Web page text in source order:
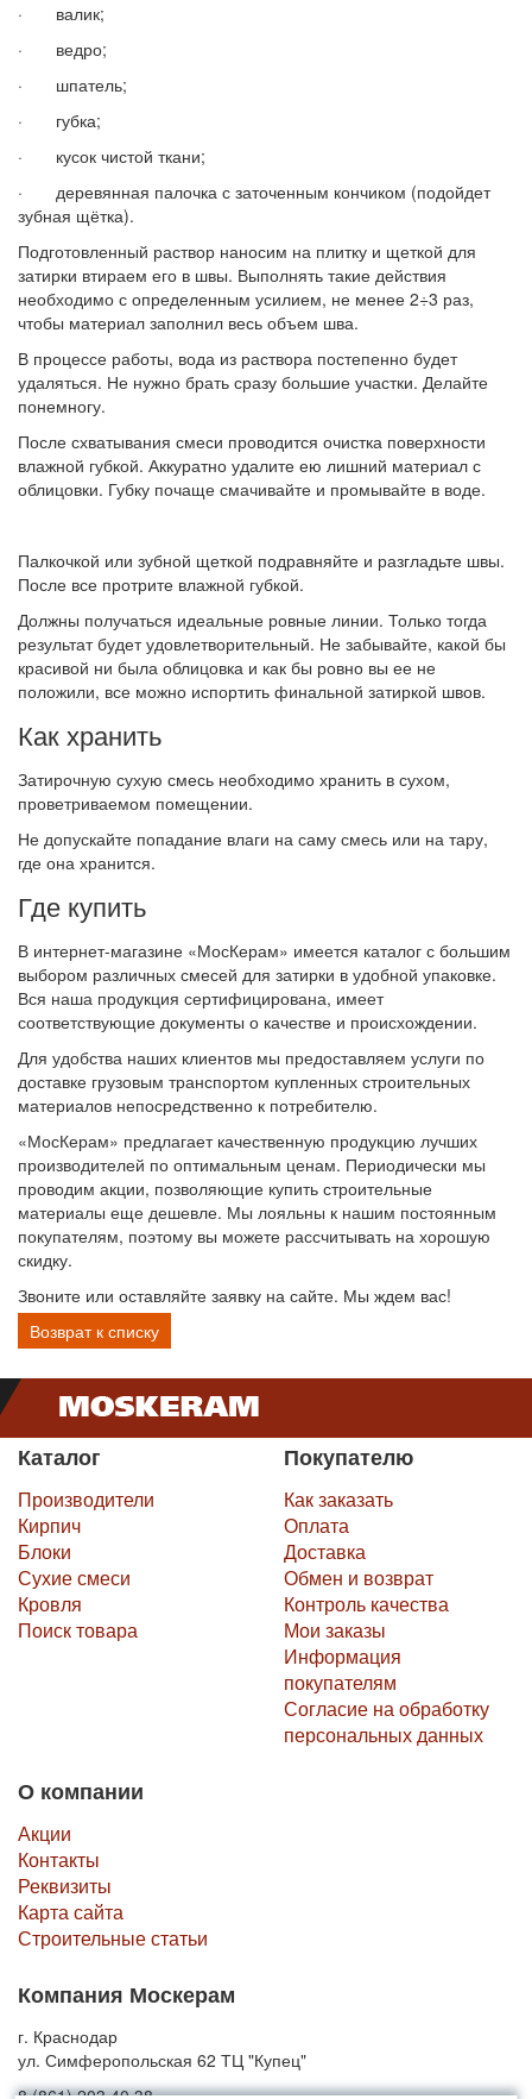
· валик;
· ведро;
· шпатель;
· губка;
· кусок чистой ткани;
· деревянная палочка с заточенным кончиком (подойдет
зубная щётка).
Подготовленный раствор наносим на плитку и щеткой для
затирки втираем его в швы. Выполнять такие действия
необходимо с определенным усилием, не менее 2÷3 раз,
чтобы материал заполнил весь объем шва.
В процессе работы, вода из раствора постепенно будет
удаляться. Не нужно брать сразу большие участки. Делайте
понемногу.
После схватывания смеси проводится очистка поверхности
влажной губкой. Аккуратно удалите ею лишний материал с
облицовки. Губку почаще смачивайте и промывайте в воде.
Палкочкой или зубной щеткой подравняйте и разгладьте швы.
После все протрите влажной губкой.
Должны получаться идеальные ровные линии. Только тогда
результат будет удовлетворительный. Не забывайте, какой бы
красивой ни была облицовка и как бы ровно вы ее не
положили, все можно испортить финальной затиркой швов.
Как хранить
Затирочную сухую смесь необходимо хранить в сухом,
проветриваемом помещении.
Не допускайте попадание влаги на саму смесь или на тару,
где она хранится.
Где купить
В интернет-магазине «МосКерам» имеется каталог с большим
выбором различных смесей для затирки в удобной упаковке.
Вся наша продукция сертифицирована, имеет
соответствующие документы о качестве и происхождении.
Для удобства наших клиентов мы предоставляем услуги по
доставке грузовым транспортом купленных строительных
материалов непосредственно к потребителю.
«МосКерам» предлагает качественную продукцию лучших
производителей по оптимальным ценам. Периодически мы
проводим акции, позволяющие купить строительные
материалы еще дешевле. Мы лояльны к нашим постоянным
покупателям, поэтому вы можете рассчитывать на хорошую
скидку.
Звоните или оставляйте заявку на сайте. Мы ждем вас!
Возврат к списку
Каталог
Производители
Кирпич
Блоки
Сухие смеси
Кровля
Поиск товара
Покупателю
Как заказать
Оплата
Доставка
Обмен и возврат
Контроль качества
Мои заказы
Информация
покупателям
Согласие на обработку
персональных данных
О компании
Акции
Контакты
Реквизиты
Карта сайта
Строительные статьи
Компания Москерам
г. Краснодар
ул. Симферопольская 62 ТЦ "Купец"